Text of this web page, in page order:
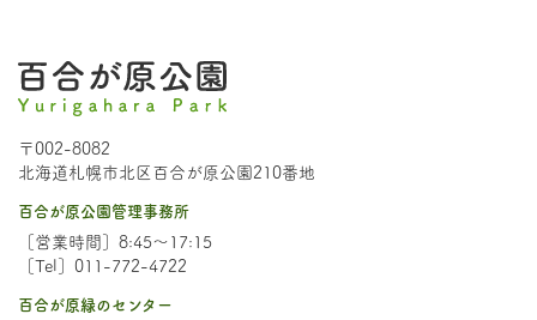
〒002-8082
北海道札幌市北区百合が原公園210番地
百合が原公園管理事務所
［営業時間］8:45～17:15
［Tel］011-772-4722
百合が原緑のセンター